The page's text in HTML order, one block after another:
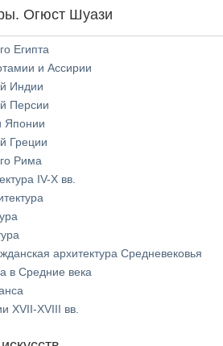
Огюст Шуази
Египта
и Ассирии
Индии
Персии
Японии
Греции
Рима
IV-X вв.
архитектура Средневековья
в Средние века
XVII-XVIII вв.